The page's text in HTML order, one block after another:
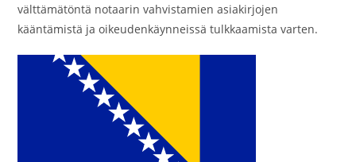
välttämätöntä notaarin vahvistamien asiakirjojen
kääntämistä ja oikeudenkäynneissä tulkkaamista varten.